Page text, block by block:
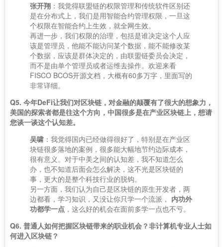
张开翔：我觉得联盟链的权限管理和传统软件区别还
是在分布式上，我们是用智能合约管理权限，一旦这
个权限在智能合约上生效，就全网生效。
再进一步，我们权限的治理，包括是谁决定这个人应
该是管理员，他能不能访问某个数据，能不能修改某
个数据，应该是群体决定的，由联盟链委员会决定，
而不是由单个管理员或者运维去操作。欢迎来看
FISCO BCOS开源文档，大概有60多万字，里面写的
非常详细。
Q5. 今年DeFi让我们对区块链，对金融的颠覆有了很大的想象力，
美国的探索者都是往这个方向，中国很多是在产业区块链上，想请
您谈一谈这个认知差。
吴啸：我觉得国内已经做得很好了，特别是在产业区
块链很多落地的案例，很多能大幅地节约边际成本，
很有意义。对于中美之间的认知差，我不知道怎么
办，也不知道后面会怎么解决，这不光是区块链的
事，更大的是整个科技行业的脱钩。
另一方面，我们认为自己是区块链的原生开发者，两
边都看，学习知识，又没让你只学一个流派， 内功外
功都学一点，这么好的机会在面前多学一点也不亏。
Q6. 普通人如何把握区块链带来的职业机会？非计算机专业人士如
何进入区块链？